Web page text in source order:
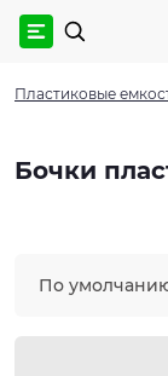
Пластиковые
Бочки
По